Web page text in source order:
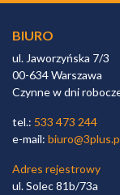
BIURO
ul. Jaworzyńska 7/3
00-634 Warszawa
Czynne w dni
tel.: 533 473 244
e-mail:
Adres rejestrowy
ul. Solec 81b/73a